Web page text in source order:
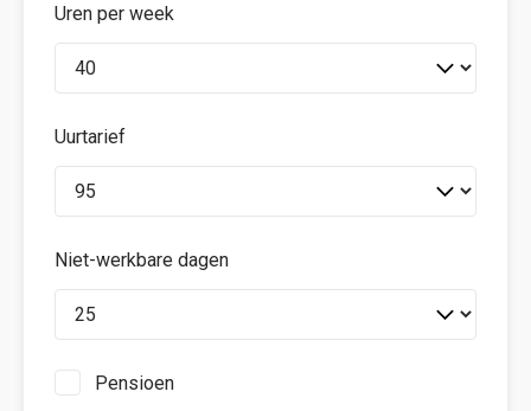
Uren per week
Uurtarief
Niet-werkbare dagen
Pensioen